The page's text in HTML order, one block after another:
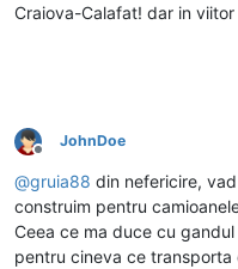
Craiova-Calafat! dar in viitor
Deconectat
JohnDoe
@gruia88 din nefericire,
construim pentru
Ceea ce ma duce cu
pentru cineva ce transporta